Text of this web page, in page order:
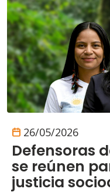
26/05/2026
Defensoras
se reúnen
justicia